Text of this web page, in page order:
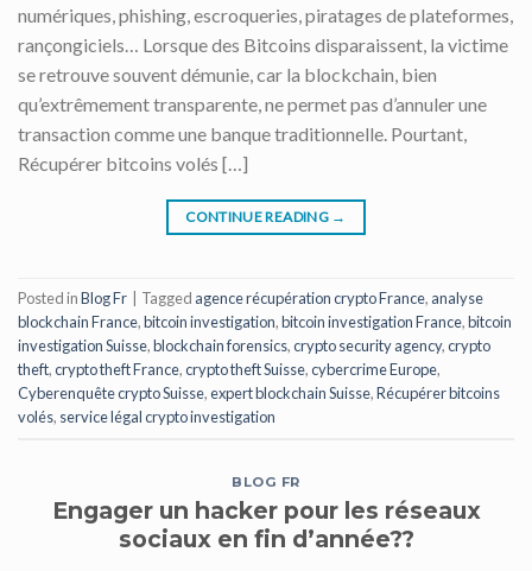
numériques, phishing, escroqueries, piratages de plateformes,
rançongiciels… Lorsque des Bitcoins disparaissent, la victime
se retrouve souvent démunie, car la blockchain, bien
qu’extrêmement transparente, ne permet pas d’annuler une
transaction comme une banque traditionnelle. Pourtant,
Récupérer bitcoins volés […]
CONTINUE READING →
Posted inBlog Fr Tagged agence récupération crypto France, analyse
blockchain France,bitcoin investigation,bitcoin investigation France,bitcoin
investigation Suisse,blockchain forensics,crypto security agency,crypto
theft,crypto theft France,crypto theft Suisse,cybercrime Europe,
Cyberenquête crypto Suisse,expert blockchain Suisse,Récupérer bitcoins
volés, service légal crypto investigation
BLOG FR
Engager un hacker pour les réseaux
sociaux en fin d’année??